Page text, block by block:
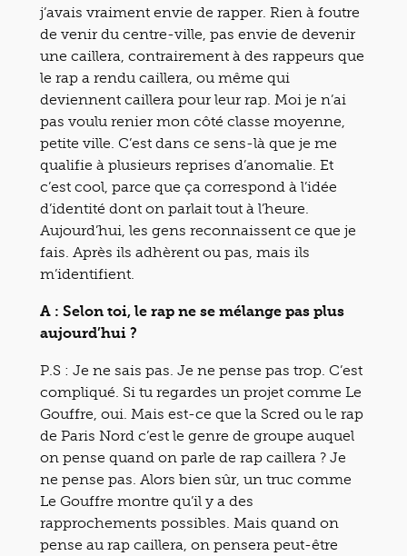
j’avais vraiment envie de rapper. Rien à foutre
de venir du centre-ville, pas envie de devenir
une caillera, contrairement à des rappeurs que
le rap a rendu caillera, ou même qui
deviennent caillera pour leur rap. Moi je n’ai
pas voulu renier mon côté classe moyenne,
petite ville. C’est dans ce sens-là que je me
qualifie à plusieurs reprises d’anomalie. Et
c’est cool, parce que ça correspond à l’idée
d’identité dont on parlait tout à l’heure.
Aujourd’hui, les gens reconnaissent ce que je
fais. Après ils adhèrent ou pas, mais ils
m’identifient.
A : Selon toi, le rap ne se mélange pas plus
aujourd’hui ?
P.S : Je ne sais pas. Je ne pense pas trop. C’est
compliqué. Si tu regardes un projet comme Le
Gouffre, oui. Mais est-ce que la Scred ou le rap
de Paris Nord c’est le genre de groupe auquel
on pense quand on parle de rap caillera ? Je
ne pense pas. Alors bien sûr, un truc comme
Le Gouffre montre qu’il y a des
rapprochements possibles. Mais quand on
pense au rap caillera, on pensera peut-être